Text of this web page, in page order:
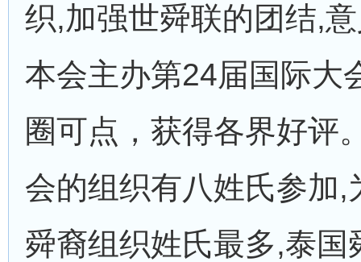
织,加强世舜联的团结,
本会主办第24届国际大
圈可点，获得各界好评
会的组织有八姓氏参加,
舜裔组织姓氏最多,泰国